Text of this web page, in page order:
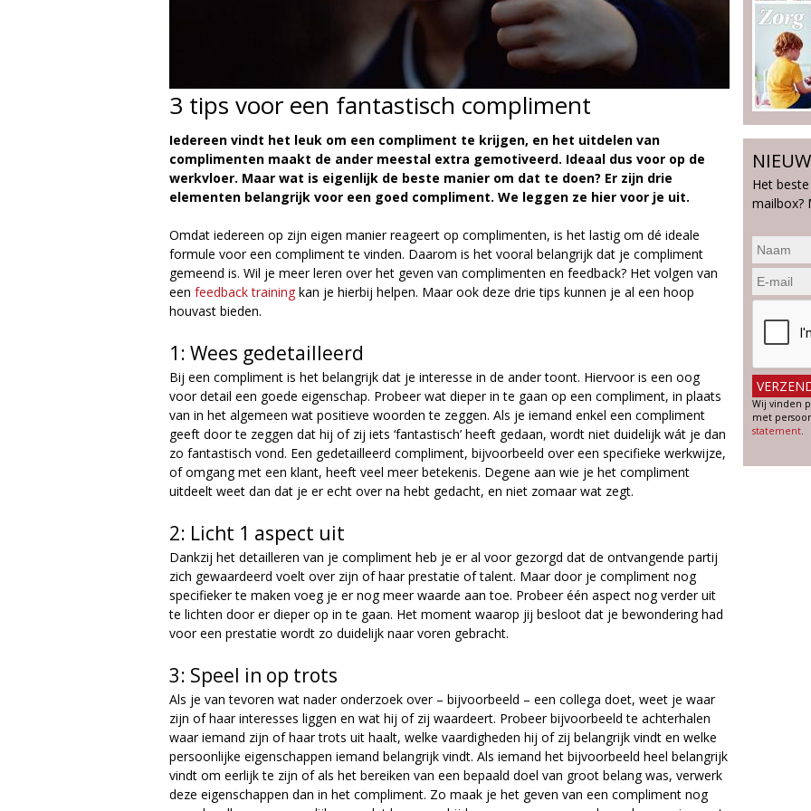
e
M
a
g
a
z
i
n
e
3 tips voor een fantastisch compliment
Iedereen vindt het leuk om een compliment te krijgen, en het uitdelen van
complimenten maakt de ander meestal extra gemotiveerd. Ideaal dus voor op de
werkvloer. Maar wat is eigenlijk de beste manier om dat te doen? Er zijn drie
elementen belangrijk voor een goed compliment. We leggen ze hier voor je uit.
Omdat iedereen op zijn eigen manier reageert op complimenten, is het lastig om dé ideale
formule voor een compliment te vinden. Daarom is het vooral belangrijk dat je compliment
gemeend is. Wil je meer leren over het geven van complimenten en feedback? Het volgen van
een feedback training kan je hierbij helpen. Maar ook deze drie tips kunnen je al een hoop
houvast bieden.
1: Wees gedetailleerd
Bij een compliment is het belangrijk dat je interesse in de ander toont. Hiervoor is een oog
voor detail een goede eigenschap. Probeer wat dieper in te gaan op een compliment, in plaats
van in het algemeen wat positieve woorden te zeggen. Als je iemand enkel een compliment
geeft door te zeggen dat hij of zij iets ‘fantastisch’ heeft gedaan, wordt niet duidelijk wát je dan
zo fantastisch vond. Een gedetailleerd compliment, bijvoorbeeld over een specifieke werkwijze,
of omgang met een klant, heeft veel meer betekenis. Degene aan wie je het compliment
uitdeelt weet dan dat je er echt over na hebt gedacht, en niet zomaar wat zegt.
2: Licht 1 aspect uit
Dankzij het detailleren van je compliment heb je er al voor gezorgd dat de ontvangende partij
zich gewaardeerd voelt over zijn of haar prestatie of talent. Maar door je compliment nog
specifieker te maken voeg je er nog meer waarde aan toe. Probeer één aspect nog verder uit
te lichten door er dieper op in te gaan. Het moment waarop jij besloot dat je bewondering had
voor een prestatie wordt zo duidelijk naar voren gebracht.
3: Speel in op trots
Als je van tevoren wat nader onderzoek over – bijvoorbeeld – een collega doet, weet je waar
zijn of haar interesses liggen en wat hij of zij waardeert. Probeer bijvoorbeeld te achterhalen
waar iemand zijn of haar trots uit haalt, welke vaardigheden hij of zij belangrijk vindt en welke
persoonlijke eigenschappen iemand belangrijk vindt. Als iemand het bijvoorbeeld heel belangrijk
vindt om eerlijk te zijn of als het bereiken van een bepaald doel van groot belang was, verwerk
deze eigenschappen dan in het compliment. Zo maak je het geven van een compliment nog
Het
mailbox?
Wij vinden
met
statement.